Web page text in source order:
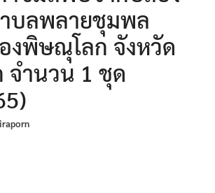
บลพลายชุมพล
งพิษณุโลก จังหวัด
ำนวน 1 ชุด